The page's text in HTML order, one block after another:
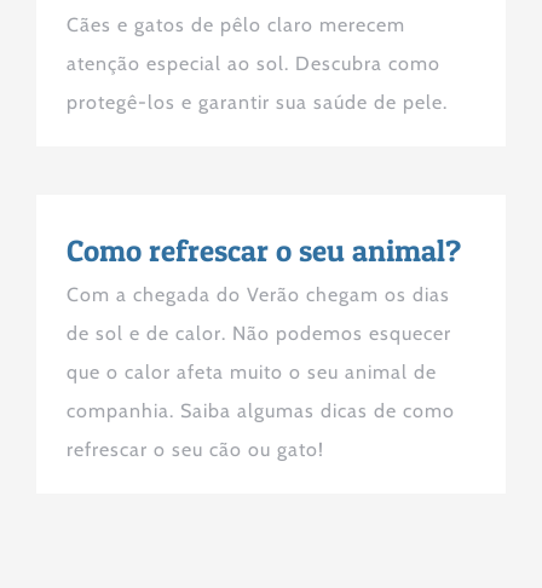
Cães e gatos de pêlo claro merecem
atenção especial ao sol. Descubra como
protegê-los e garantir sua saúde de pele.
Como refrescar o seu animal?
Com a chegada do Verão chegam os dias
de sol e de calor. Não podemos esquecer
que o calor afeta muito o seu animal de
companhia. Saiba algumas dicas de como
refrescar o seu cão ou gato!